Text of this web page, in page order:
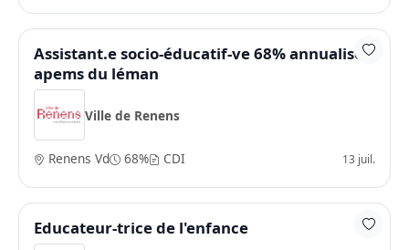
Assistant.e socio-éducatif-ve 68% annualisé -
apems du léman
Ville de Renens
Renens Vd 68% CDI 13 juil.
Educateur-trice de l'enfance